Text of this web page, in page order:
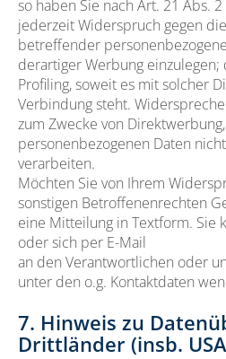
so haben Sie nach Art. 21 Abs. 2
jederzeit Widerspruch gegen
betreffender
derartiger Werbung einzulegen;
Profiling, soweit es mit solcher
Verbindung steht.
zum Zwecke von
personenbezogenen Daten
verarbeiten.
Möchten Sie von Ihrem
sonstigen Betroffenenrechten
eine Mitteilung in Textform. Sie
oder sich per E-Mail
an den Verantwortlichen oder
unter den o.g. Kontaktdaten
7. Hinweis zu
Drittländer (insb.